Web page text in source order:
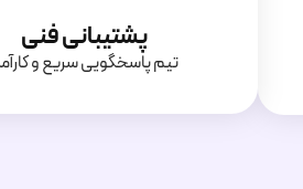
پشتیبانی فنی
تیم پاسخگویی سریع و